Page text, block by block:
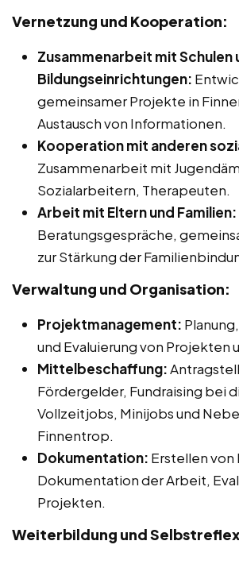
Vernetzung und Kooperation:
Zusammenarbeit mit Schulen
Bildungseinrichtungen:
gemeinsamer Projekte in
Austausch von Informationen.
Kooperation mit anderen
Zusammenarbeit mit
Sozialarbeitern, Therapeuten.
Arbeit mit Eltern und Familien:
Beratungsgespräche,
zur Stärkung der
Verwaltung und Organisation:
Projektmanagement:
und Evaluierung von Projekten
Mittelbeschaffung:
Fördergelder, Fundraising bei
Vollzeitjobs, Minijobs und
Finnentrop.
Dokumentation: Erstellen
Dokumentation der Arbeit,
Projekten.
Weiterbildung und